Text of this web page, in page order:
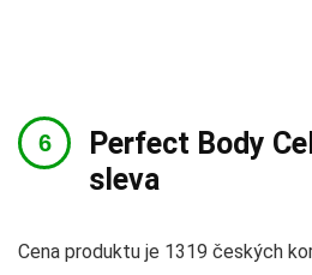
Perfect Body
sleva
Cena produktu je 1319 českých